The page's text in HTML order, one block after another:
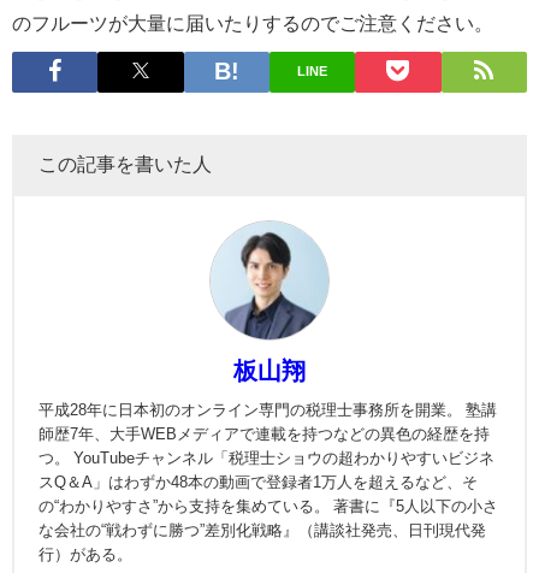
のフルーツが大量に届いたりするのでご注意ください。
LINE
この記事を書いた人
板山翔
平成28年に日本初のオンライン専門の税理士事務所を開業。 塾講
師歴7年、大手WEBメディアで連載を持つなどの異色の経歴を持
つ。 YouTubeチャンネル「税理士ショウの超わかりやすいビジネ
スQ＆A」はわずか48本の動画で登録者1万人を超えるなど、そ
の“わかりやすさ”から支持を集めている。 著書に『5人以下の小さ
な会社の“戦わずに勝つ”差別化戦略』（講談社発売、日刊現代発
行）がある。